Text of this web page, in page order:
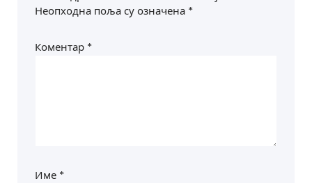
Неопходна поља су означена *
Коментар *
Име *